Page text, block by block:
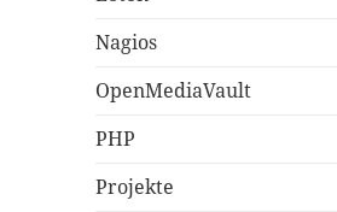
Nagios
OpenMediaVault
PHP
Projekte